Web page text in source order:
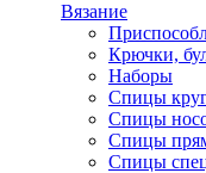
Вязание
Крючки,
Наборы
Спицы
Спицы
Спицы
Спицы